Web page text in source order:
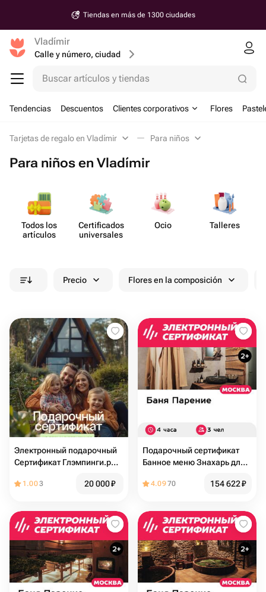
Tiendas en más de 1300 ciudades
Vladímir
Calle y número, ciudad
Buscar artículos y tiendas
Tendencias Descuentos Clientes corporativos Flores
Tarjetas de regalo en Vladímir Para niños
Para niños en Vladímir
Todos los
artículos
Certif​icados
unive​rsales
Ocio Talleres
Precio Flores en la composición
Электронный подарочный
Сертификат Глэмпинги.рф
глэмпинга для отдыха
детей)
1.003 20 000₽
Подарочный сертификат
Банное меню Знахарь для 3
4.0970 154 622₽